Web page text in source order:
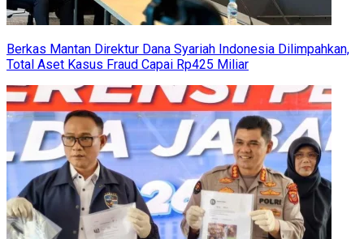
Berkas Mantan Direktur Dana Syariah Indonesia Dilimpahkan,
Total Aset Kasus Fraud Capai Rp425 Miliar